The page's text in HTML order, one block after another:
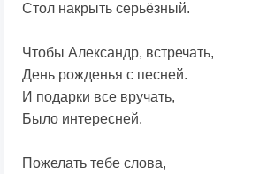
Стол накрыть серьёзный.
Чтобы Александр, встречать,
День рожденья с песней.
И подарки все вручать,
Было интересней.
Пожелать тебе слова,